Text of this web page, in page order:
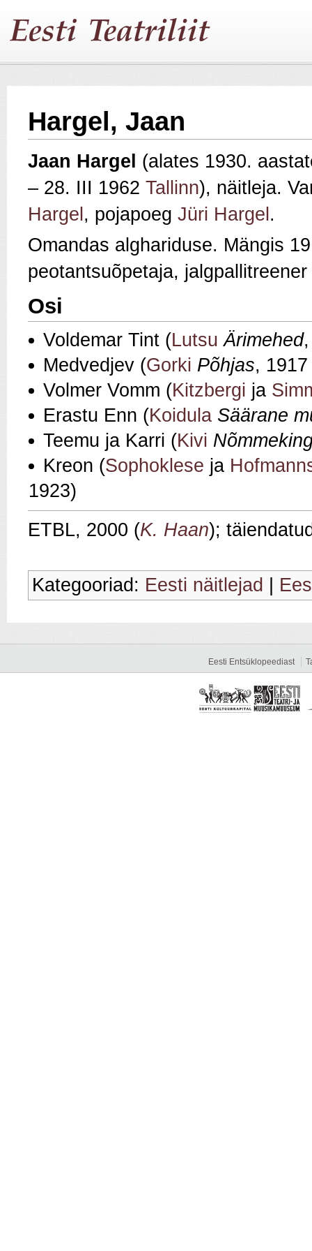
Hargel, Jaan
Jaan Hargel (alates 1930.
– 28. III 1962 Tallinn), näitleja.
Hargel , pojapoeg Jüri Hargel .
Omandas alghariduse. Mängis
peotantsuõpetaja,
Osi
Voldemar Tint (Lutsu Ärimehed
Medvedjev (Gorki Põhjas,
Volmer Vomm (Kitzbergi ja
Erastu Enn (Koidula Säärane
Teemu ja Karri (Kivi
Kreon (Sophoklese ja
1923)
ETBL, 2000 (K. Haan);
Kategooriad: Eesti näitlejad
Eesti Entsüklopeediast